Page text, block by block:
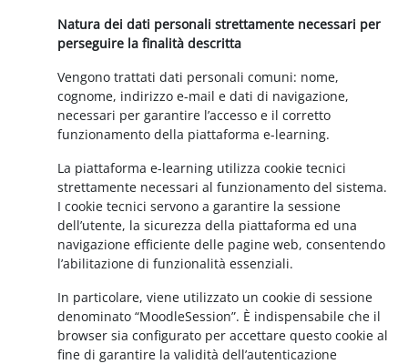
Natura dei dati personali strettamente necessari per
perseguire la finalità descritta
Vengono trattati dati personali comuni: nome,
cognome, indirizzo e-mail e dati di navigazione,
necessari per garantire l’accesso e il corretto
funzionamento della piattaforma e-learning.
La piattaforma e-learning utilizza cookie tecnici
strettamente necessari al funzionamento del sistema.
I cookie tecnici servono a garantire la sessione
dell’utente, la sicurezza della piattaforma ed una
navigazione efficiente delle pagine web, consentendo
l’abilitazione di funzionalità essenziali.
In particolare, viene utilizzato un cookie di sessione
denominato “MoodleSession”. È indispensabile che il
browser sia configurato per accettare questo cookie al
fine di garantire la validità dell’autenticazione